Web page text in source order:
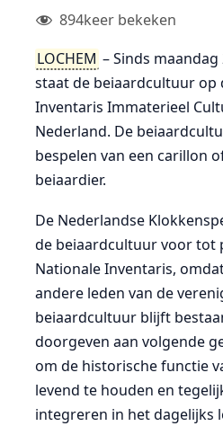
894keer bekeken
LOCHEM – Sinds
staat de beiaardcultuur op
Inventaris Immaterieel
Nederland. De
bespelen van een carillon
beiaardier.
De Nederlandse
de beiaardcultuur voor tot
Nationale Inventaris,
andere leden van de
beiaardcultuur blijft
doorgeven aan volgende
om de historische functie
levend te houden en
integreren in het dagelijks